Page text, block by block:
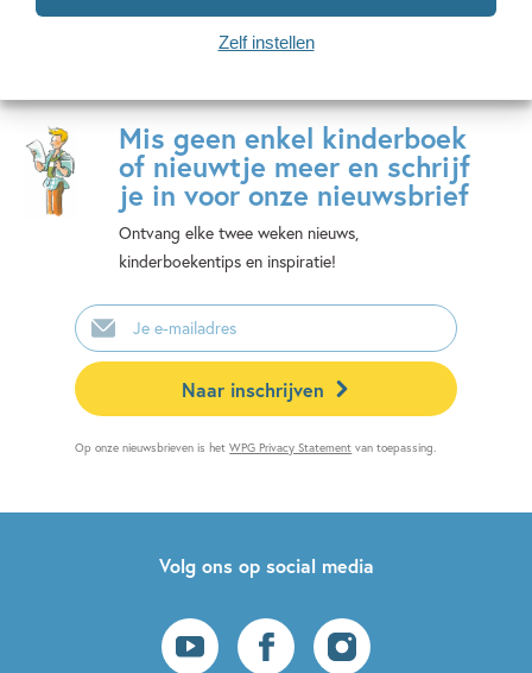
Zelf instellen
Campbell
Mis geen enkel kinderboek
of nieuwtje meer en schrijf
je in voor onze nieuwsbrief
Ontvang elke twee weken nieuws,
kinderboekentips en inspiratie!
E-
mailadres
Naar inschrijven
Op onze nieuwsbrieven is hetWPG Privacy Statement van toepassing.
Volg ons op social media